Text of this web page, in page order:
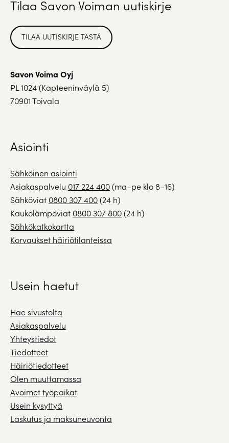
Tilaa Savon Voiman uutiskirje
TILAA UUTISKIRJE TÄSTÄ
Savon Voima Oyj
PL 1024 (Kapteeninväylä 5)
70901 Toivala
Asiointi
Sähköinen asiointi
Asiakaspalvelu 017 224 400(ma–pe klo 8–16)
Sähköviat 0800 307 400(24 h)
Kaukolämpöviat 0800 307 800(24 h)
Sähkökatkokartta
Korvaukset häiriötilanteissa
Usein haetut
Hae sivustolta
Asiakaspalvelu
Yhteystiedot
Tiedotteet
Häiriötiedotteet
Olen muuttamassa
Avoimet työpaikat
Usein kysyttyä
Laskutus ja maksuneuvonta